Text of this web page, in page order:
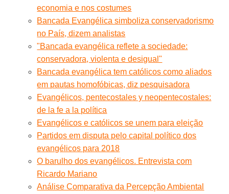
economia e nos costumes
Bancada Evangélica simboliza conservadorismo
no País, dizem analistas
"Bancada evangélica reflete a sociedade:
conservadora, violenta e desigual"
Bancada evangélica tem católicos como aliados
em pautas homofóbicas, diz pesquisadora
Evangélicos, pentecostales y neopentecostales:
de la fe a la política
Evangélicos e católicos se unem para eleição
Partidos em disputa pelo capital político dos
evangélicos para 2018
O barulho dos evangélicos. Entrevista com
Ricardo Mariano
Análise Comparativa da Percepção Ambiental